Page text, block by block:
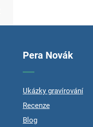
Pera Novák
Ukázky gravírování
Recenze
Blog